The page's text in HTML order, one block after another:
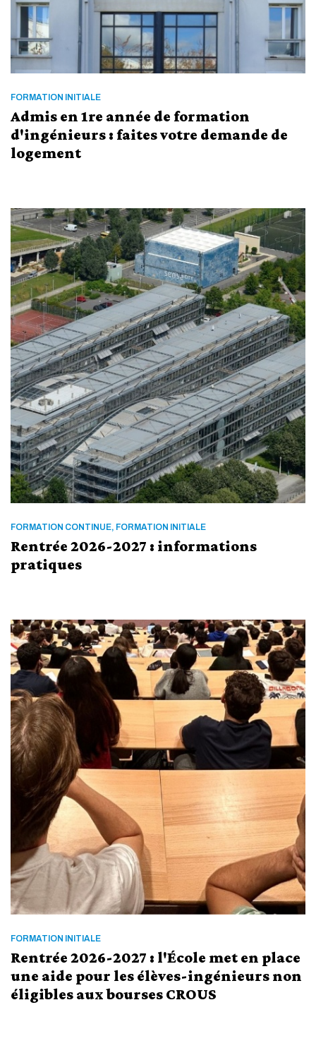
FORMATION INITIALE
Admis en 1re année de formation
d'ingénieurs : faites votre demande de
logement
FORMATION CONTINUE, FORMATION INITIALE
Rentrée 2026-2027 : informations
pratiques
FORMATION INITIALE
Rentrée 2026-2027 : l'École met en place
une aide pour les élèves-ingénieurs non
éligibles aux bourses CROUS